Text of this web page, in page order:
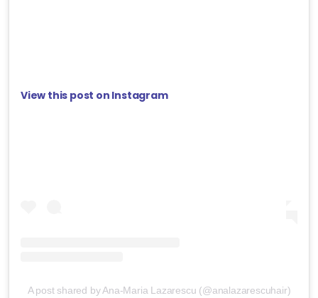
View this post on Instagram
A post shared by Ana-Maria Lazarescu (@analazarescuhair)